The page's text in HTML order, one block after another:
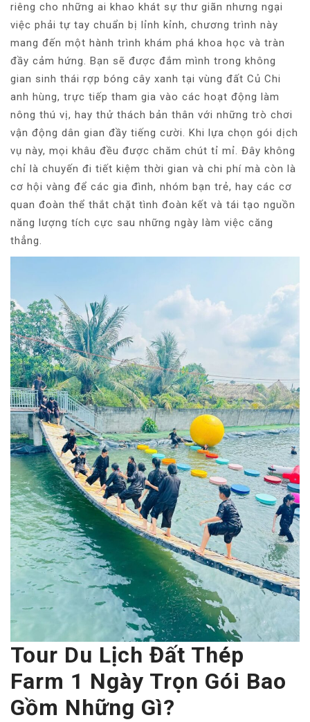
riêng cho những ai khao khát sự thư giãn nhưng ngại
việc phải tự tay chuẩn bị lỉnh kỉnh, chương trình này
mang đến một hành trình khám phá khoa học và tràn
đầy cảm hứng. Bạn sẽ được đắm mình trong không
gian sinh thái rợp bóng cây xanh tại vùng đất Củ Chi
anh hùng, trực tiếp tham gia vào các hoạt động làm
nông thú vị, hay thử thách bản thân với những trò chơi
vận động dân gian đầy tiếng cười. Khi lựa chọn gói dịch
vụ này, mọi khâu đều được chăm chút tỉ mỉ. Đây không
chỉ là chuyến đi tiết kiệm thời gian và chi phí mà còn là
cơ hội vàng để các gia đình, nhóm bạn trẻ, hay các cơ
quan đoàn thể thắt chặt tình đoàn kết và tái tạo nguồn
năng lượng tích cực sau những ngày làm việc căng
thẳng.
Tour Du Lịch Đất Thép
Farm 1 Ngày Trọn Gói Bao
Gồm Những Gì?